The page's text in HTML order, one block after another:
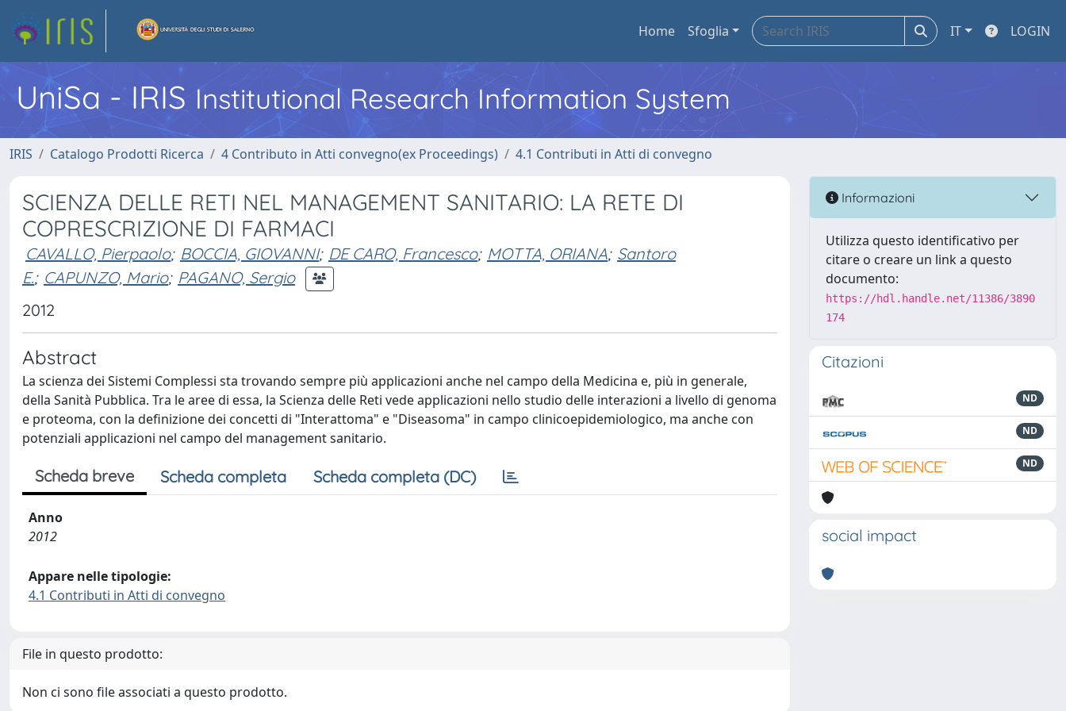
Home Sfoglia IT LOGIN
UniSa - IRIS Institutional Research Information System
IRIS Catalogo Prodotti Ricerca 4 Contributo in Atti convegno(ex Proceedings) 4.1 Contributi in Atti di convegno
SCIENZA DELLE RETI NEL MANAGEMENT SANITARIO: LA RETE DI
COPRESCRIZIONE DI FARMACI
CAVALLO, Pierpaolo; BOCCIA, GIOVANNI; DE CARO, Francesco; MOTTA, ORIANA; Santoro
E.; CAPUNZO, Mario; PAGANO, Sergio
2012
Abstract
La scienza dei Sistemi Complessi sta trovando sempre più applicazioni anche nel campo della Medicina e, più in generale,
della Sanità Pubblica. Tra le aree di essa, la Scienza delle Reti vede applicazioni nello studio delle interazioni a livello di genoma
e proteoma, con la definizione dei concetti di "Interattoma" e "Diseasoma" in campo clinicoepidemiologico, ma anche con
potenziali applicazioni nel campo del management sanitario.
Scheda breve Scheda completa Scheda completa (DC)
Anno
2012
Appare nelle tipologie:
4.1 Contributi in Atti di convegno
File in questo prodotto:
Non ci sono file associati a questo prodotto.
Informazioni
Utilizza questo identificativo per
citare o creare un link a questo
documento:
https://hdl.handle.net/11386/3890
174
Citazioni
ND
ND
ND
social impact